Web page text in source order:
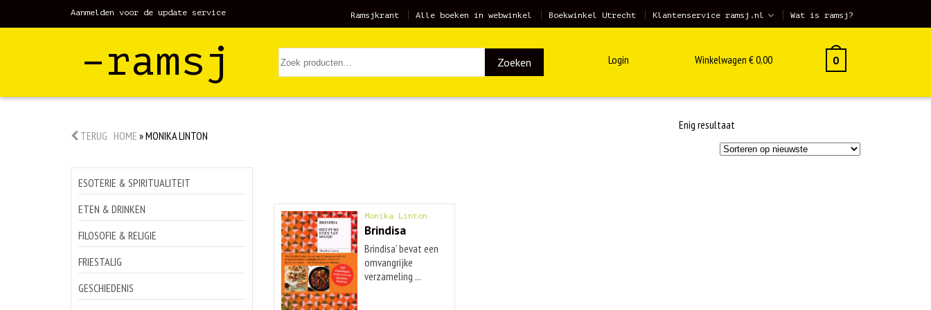
Aanmelden voor de update service Ramsjkrant Alle boeken in webwinkel Boekwinkel Utrecht Klantenservice ramsj.nl Wat is ramsj?
–ramsj Zoeken Login Winkelwagen €0,00 0
TERUG HOME »MONIKA LINTON
Enig resultaat
ESOTERIE & SPIRITUALITEIT
ETEN & DRINKEN
FILOSOFIE & RELIGIE
FRIESTALIG
GESCHIEDENIS
Monika Linton
Brindisa
Brindisa’ bevat een
omvangrijke
verzameling ...